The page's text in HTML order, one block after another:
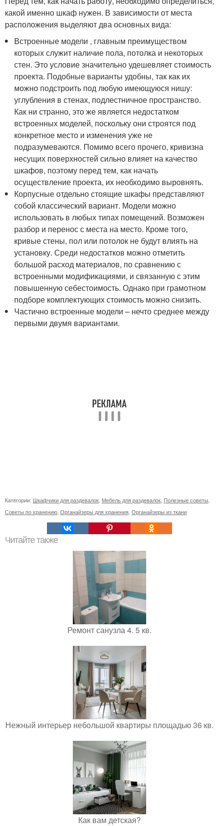
какой именно шкаф нужен. В зависимости от места
расположения выделяют два основных вида:
Встроенные модели , главным преимуществом
которых служит наличие пола, потолка и некоторых
стен. Это условие значительно удешевляет стоимость
проекта. Подобные варианты удобны, так как их
можно подстроить под любую имеющуюся нишу:
углубления в стенах, подлестничное пространство.
Как ни странно, это же является недостатком
встроенных моделей, поскольку они строятся под
конкретное место и изменения уже не
подразумеваются. Помимо всего прочего, кривизна
несущих поверхностей сильно влияет на качество
шкафов, поэтому перед тем, как начать
осуществление проекта, их необходимо выровнять.
Корпусные отдельно стоящие шкафы представляют
собой классический вариант. Модели можно
использовать в любых типах помещений. Возможен
разбор и перенос с места на место. Кроме того,
кривые стены, пол или потолок не будут влиять на
установку. Среди недостатков можно отметить
большой расход материалов, по сравнению с
встроенными модификациями, и связанную с этим
повышенную себестоимость. Однако при грамотном
подборе комплектующих стоимость можно снизить.
Частично встроенные модели – нечто среднее между
первыми двумя вариантами.
Категории: Шкафчики для раздевалок Мебель для раздевалок Полезные советы
Советы по хранению Органайзеры для хранения Органайзеры из ткани
Читайте также
Ремонт санузла 4. 5 кв.
Нежный интерьер небольшой квартиры площадью 36 кв.
Как вам детская?